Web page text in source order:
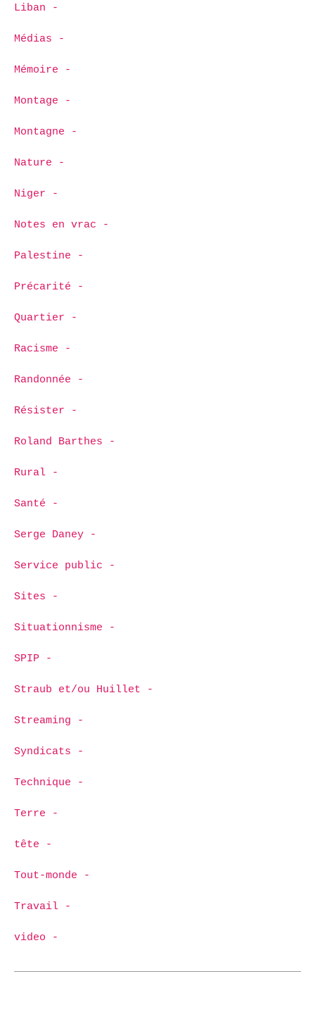
Liban -
Médias -
Mémoire -
Montage -
Montagne -
Nature -
Niger -
Notes en vrac -
Palestine -
Précarité -
Quartier -
Racisme -
Randonnée -
Résister -
Roland Barthes -
Rural -
Santé -
Serge Daney -
Service public -
Sites -
Situationnisme -
SPIP -
Straub et/ou Huillet -
Streaming -
Syndicats -
Technique -
Terre -
tête -
Tout-monde -
Travail -
video -